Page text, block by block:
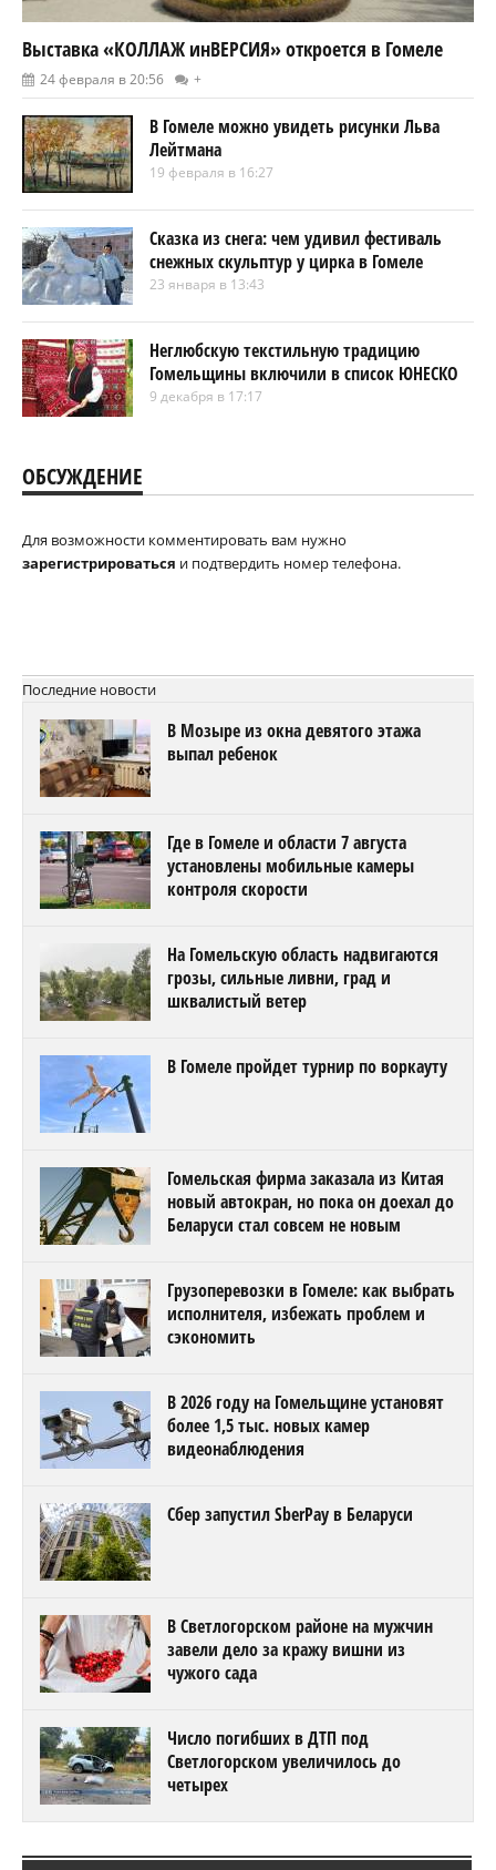
Выставка «КОЛЛАЖ инВЕРСИЯ» откроется в Гомеле
24 февраля в 20:56 +
В Гомеле можно увидеть рисунки Льва
Лейтмана
19 февраля в 16:27
Сказка из снега: чем удивил фестиваль
снежных скульптур у цирка в Гомеле
23 января в 13:43
Неглюбскую текстильную традицию
Гомельщины включили в список ЮНЕСКО
9 декабря в 17:17
ОБСУЖДЕНИЕ
Для возможности комментировать вам нужно
зарегистрироваться и подтвердить номер телефона.
Последние новости
В Мозыре из окна девятого этажа
выпал ребенок
Где в Гомеле и области 7 августа
установлены мобильные камеры
контроля скорости
На Гомельскую область надвигаются
грозы, сильные ливни, град и
шквалистый ветер
В Гомеле пройдет турнир по воркауту
Гомельская фирма заказала из Китая
новый автокран, но пока он доехал до
Беларуси стал совсем не новым
Грузоперевозки в Гомеле: как выбрать
исполнителя, избежать проблем и
сэкономить
В 2026 году на Гомельщине установят
более 1,5 тыс. новых камер
видеонаблюдения
Сбер запустил SberPay в Беларуси
В Светлогорском районе на мужчин
завели дело за кражу вишни из
чужого сада
Число погибших в ДТП под
Светлогорском увеличилось до
четырех